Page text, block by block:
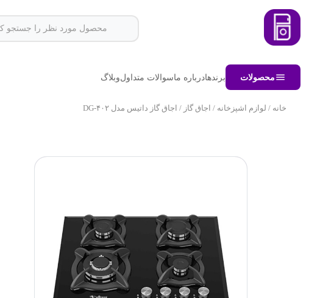
محصولات برندهادرباره ماسوالات متداولوبلاگ
خانه / لوازم اشپزخانه / اجاق گاز / اجاق گاز داتیس مدل DG-۴۰۲